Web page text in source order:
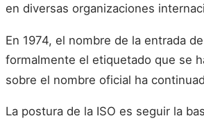
en diversas organizaciones
En 1974, el nombre de la entrada
formalmente el etiquetado que se
sobre el nombre oficial ha
La postura de la ISO es seguir la